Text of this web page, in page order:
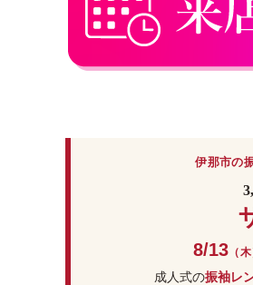
伊那市の
8/13 （木
成人式の振袖レ